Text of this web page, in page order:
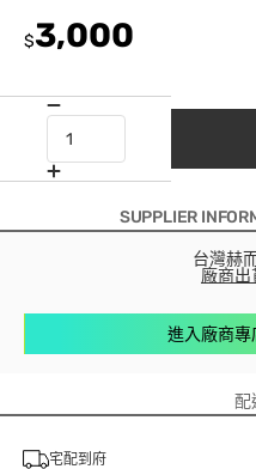
$3,000
SUPPLIER
台灣赫
廠商
進入廠商專
配
宅配到府